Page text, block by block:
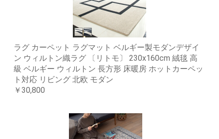
ラグ カーペット ラグマット ベルギー製モダンデザイ
ン ウィルトン織ラグ 〔リトモ〕 230x160cm 絨毯 高
級 ベルギー ウィルトン 長方形 床暖房 ホットカーペッ
ト対応 リビング 北欧 モダン
￥30,800